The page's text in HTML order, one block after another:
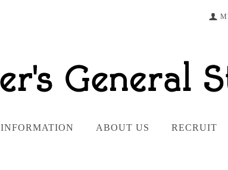
INFORMATION ABOUT US RECRUIT